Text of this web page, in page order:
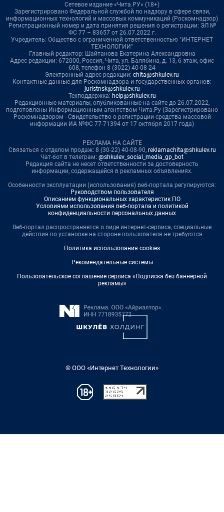
Сетевое издание «Чита.РУ» (18+)
Зарегистрировано Федеральной службой по надзору в сфере связи,
информационных технологий и массовых коммуникаций (Роскомнадзор)
Регистрационный номер и дата принятия решения о регистрации: ЭЛ №
ФС 77 – 83657 от 26.07.2022 г.
Учредитель: Общество с ограниченной ответственностью "ИНТЕРНЕТ
ТЕХНОЛОГИИ"
Главный редактор: Шайтанова Екатерина Александровна
Адрес редакции: 672000, Россия, Чита, ул. Балябина, д. 13, 6 этаж, офис
608, телефон 8 (3022) 40-08-24
Электронный адрес редакции: chita@shkulev.ru
Контактные данные для Роскомнадзора и государственных органов:
juristnsk@shkulev.ru
Техподдержка: help@shkulev.ru
Редакционные материалы, опубликованные на сайте до 26.07.2022,
подготовлены Информационным агентством Чита.Ру (Зарегистрировано
Роскомнадзором - Свидетельство о регистрации средства массовой
информации ИА №ФС 77-71394 от 17 октября 2017 года)
РЕКЛАМА НА САЙТЕ
Связаться с отделом продаж: 8 (30-22) 40-08-90, reklamachita@shkulev.ru
Чат-бот в телеграм: @shkulev_social_media_gp_bot
Редакция сайта не несет ответственности за достоверность
информации, содержащейся в рекламных объявлениях.
Особенности эксплуатации (использования) веб-портала регулируются:
Руководством пользователя
Описанием функциональных характеристик ПО
Условиями использования веб-портала и политикой
конфиденциальности персональных данных
Веб-портал распространяется в виде интернет-сервиса, специальные
действия по установке на стороне пользователя не требуются
Политика использования cookies
Рекомендательные системы
Пользовательское соглашение сервиса «Подписка без баннерной
рекламы»
© ООО «Интернет Технологии»